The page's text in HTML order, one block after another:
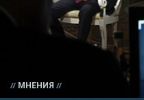
МНЕНИЯ